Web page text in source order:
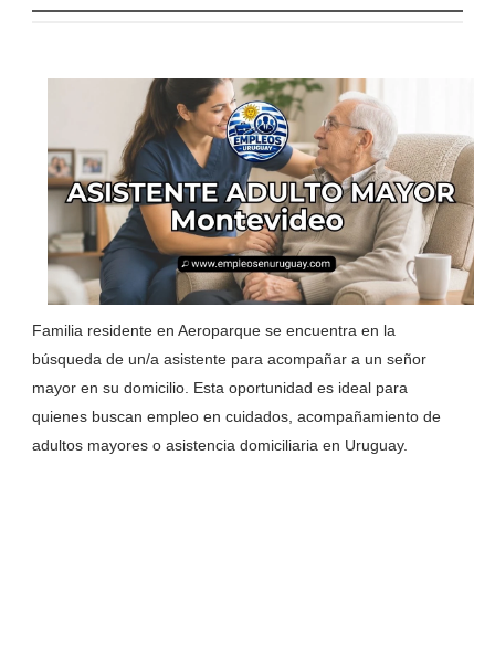
Familia residente en Aeroparque se encuentra en la
búsqueda de un/a asistente para acompañar a un señor
mayor en su domicilio. Esta oportunidad es ideal para
quienes buscan empleo en cuidados, acompañamiento de
adultos mayores o asistencia domiciliaria en Uruguay.